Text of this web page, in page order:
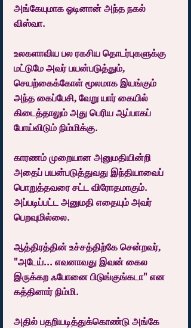
அங்கேயுமாக ஓடினான் அந்த நகல்
விஸ்வா.
உலகளாவிய பல ரகசிய தொடர்புகளுக்கு
மட்டுமே அவர் பயன்படுத்தும்,
செயற்கைக்கோள் மூலமாக இயங்கும்
அந்த கைப்பேசி, வேறு யார் கையில்
கிடைத்தாலும் அது பெரிய ஆப்பாகப்
போய்விடும் நிம்மிக்கு.
காரணம் முறையான அனுமதியின்றி
அதைப் பயன்படுத்துவது இந்தியாவைப்
பொறுத்தவரை சட்ட விரோதமாகும்.
அப்படிப்பட்ட அனுமதி எதையும் அவர்
பெறவுமில்லை.
ஆத்திரத்தின் உச்சத்திற்கே சென்றவர்,
"அடேய்... எவனாவது இவன் கைல
இருக்கற ஃபோனை பிடுங்குங்கடா" என
கத்தினார் நிம்மி.
அதில் பதறியடித்துக்கொண்டு அங்கே